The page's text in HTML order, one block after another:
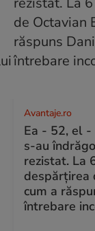
Avantaje.ro
Ea - 52, el -
s-au
rezistat. La
despărțirea
cum a
întrebare